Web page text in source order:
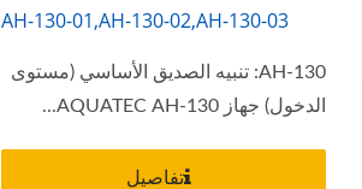
AH-130-01,AH-130-02,AH-130-03
AH-130: تنبيه الصديق الأساسي (مستوى
الدخول) جهاز AQUATEC AH-130...
تفاصيل